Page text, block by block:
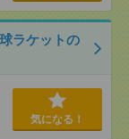
ラケットの
気になる！